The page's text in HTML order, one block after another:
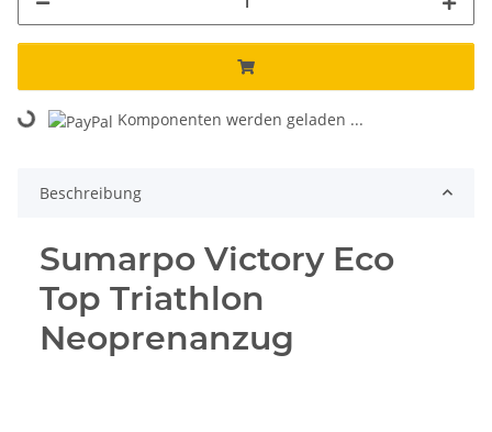
Loading... Komponenten werden geladen ...
Beschreibung
Sumarpo Victory Eco
Top Triathlon
Neoprenanzug